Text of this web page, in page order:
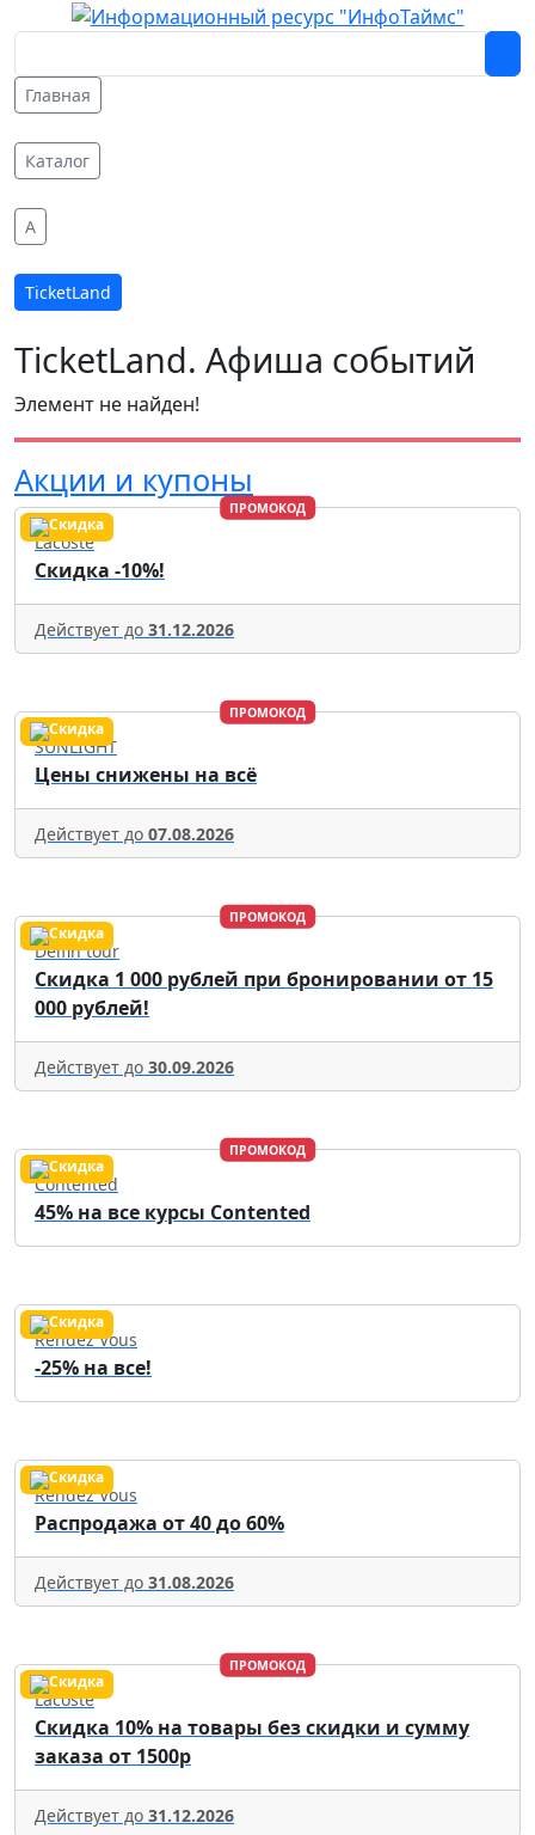
Главная
Каталог
A
TicketLand
TicketLand. Афиша событий
Элемент не найден!
Акции и купоны
ПРОМОКОД
Lacoste
Скидка -10%!
Действует до 31.12.2026
ПРОМОКОД
SUNLIGHT
Цены снижены на всё
Действует до 07.08.2026
ПРОМОКОД
Delfin tour
Скидка 1 000 рублей при бронировании от 15
000 рублей!
Действует до 30.09.2026
ПРОМОКОД
Contented
45% на все курсы Contented
Rendez Vous
-25% на все!
Rendez Vous
Распродажа от 40 до 60%
Действует до 31.08.2026
ПРОМОКОД
Lacoste
Скидка 10% на товары без скидки и сумму
заказа от 1500р
Действует до 31.12.2026